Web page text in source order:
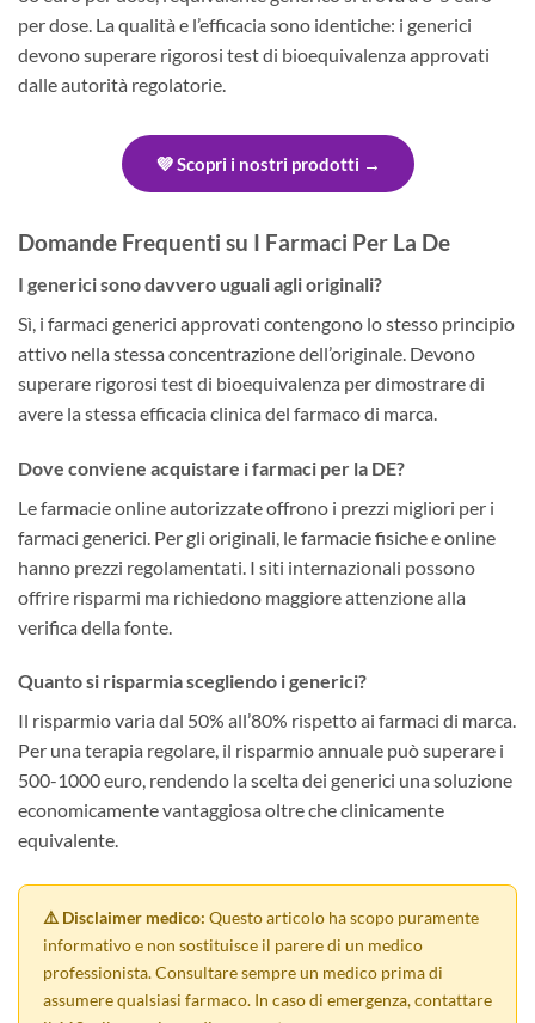
per dose. La qualità e l’efficacia sono identiche: i generici
devono superare rigorosi test di bioequivalenza approvati
dalle autorità regolatorie.
💜 Scopri i nostri prodotti →
Domande Frequenti su I Farmaci Per La De
I generici sono davvero uguali agli originali?
Sì, i farmaci generici approvati contengono lo stesso principio
attivo nella stessa concentrazione dell’originale. Devono
superare rigorosi test di bioequivalenza per dimostrare di
avere la stessa efficacia clinica del farmaco di marca.
Dove conviene acquistare i farmaci per la DE?
Le farmacie online autorizzate offrono i prezzi migliori per i
farmaci generici. Per gli originali, le farmacie fisiche e online
hanno prezzi regolamentati. I siti internazionali possono
offrire risparmi ma richiedono maggiore attenzione alla
verifica della fonte.
Quanto si risparmia scegliendo i generici?
Il risparmio varia dal 50% all’80% rispetto ai farmaci di marca.
Per una terapia regolare, il risparmio annuale può superare i
500-1000 euro, rendendo la scelta dei generici una soluzione
economicamente vantaggiosa oltre che clinicamente
equivalente.
⚠️ Disclaimer medico: Questo articolo ha scopo puramente
informativo e non sostituisce il parere di un medico
professionista. Consultare sempre un medico prima di
assumere qualsiasi farmaco. In caso di emergenza, contattare